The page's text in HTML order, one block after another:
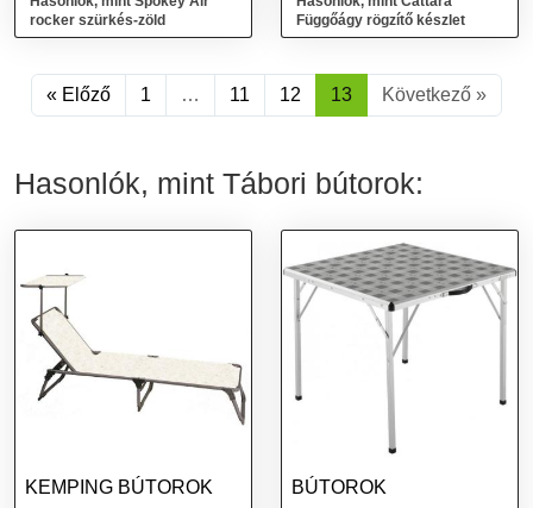
rocker szürkés-zöld
Függőágy rögzítő készlet
« Előző 1 … 11 12 13 Következő »
Hasonlók, mint Tábori bútorok:
KEMPING BÚTOROK BÚTOROK